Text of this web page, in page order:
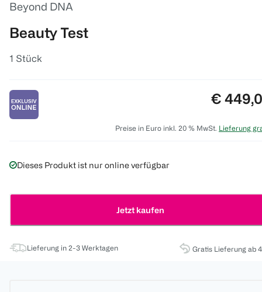
Beyond DNA
Beauty Test
1 Stück
Preis:
€
Preise in Euro inkl. 20 % MwSt. Lieferung
Dieses Produkt ist nur online verfügbar
Jetzt kaufen
Lieferung in 2-3 Werktagen Gratis Lieferung ab